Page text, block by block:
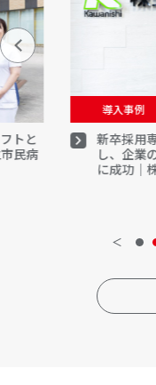
トと
民病
導入事例
新卒採用
し、企業
に成功｜
＜